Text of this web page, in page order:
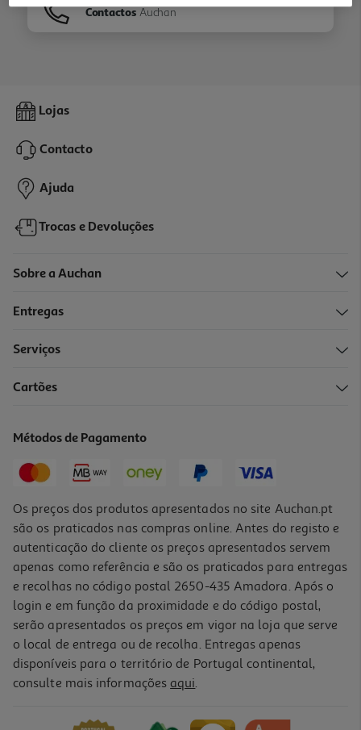
Contactos Auchan
Lojas
Contacto
Ajuda
Trocas e Devoluções
Sobre a Auchan
Entregas
Serviços
Cartões
Métodos de Pagamento
Os preços dos produtos apresentados no site Auchan.pt
são os praticados nas compras online. Antes do registo e
autenticação do cliente os preços apresentados servem
apenas como referência e são os praticados para entregas
e recolhas no código postal 2650-435 Amadora. Após o
login e em função da proximidade e do código postal,
serão apresentados os preços em vigor na loja que serve
o local de entrega ou de recolha. Entregas apenas
disponíveis para o território de Portugal continental,
consulte mais informações aqui.